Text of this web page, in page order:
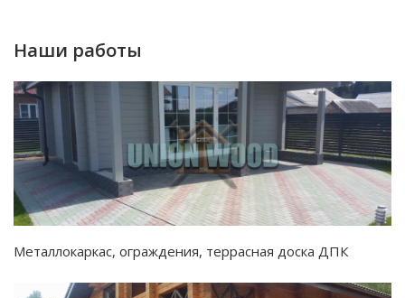
Наши работы
Металлокаркас, ограждения, террасная доска ДПК